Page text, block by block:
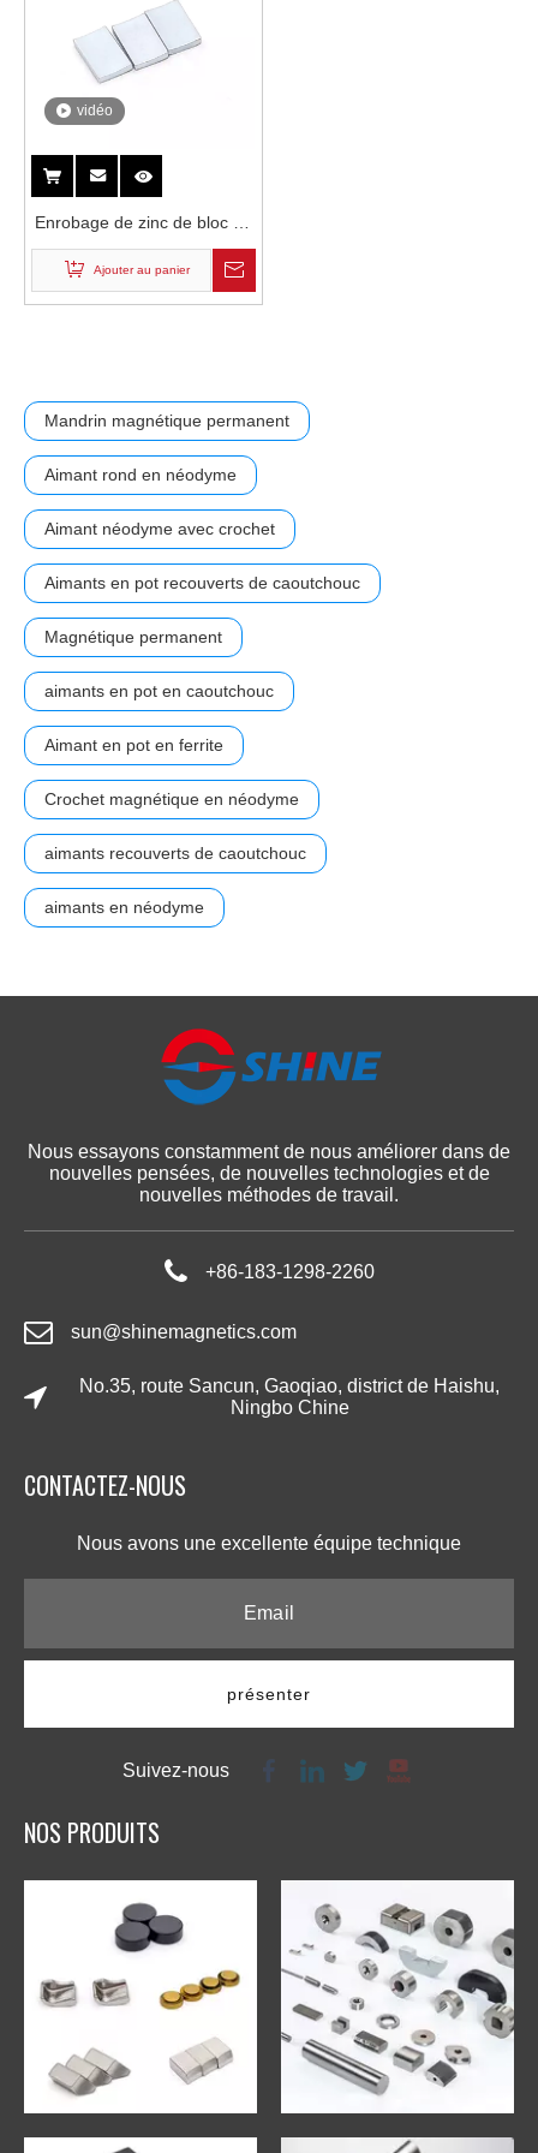
vidéo
Enrobage de zinc de bloc de
blocs puissant personnalisé
N52SH NDFEB MANGET
permanent dans le moteur
Ajouter au panier
Mandrin magnétique permanent
Aimant rond en néodyme
Aimant néodyme avec crochet
Aimants en pot recouverts de caoutchouc
Magnétique permanent
aimants en pot en caoutchouc
Aimant en pot en ferrite
Crochet magnétique en néodyme
aimants recouverts de caoutchouc
aimants en néodyme
Nous essayons constamment de nous améliorer dans de
nouvelles pensées, de nouvelles technologies et de
nouvelles méthodes de travail.
+86-183-1298-2260
sun@shinemagnetics.com
No.35, route Sancun, Gaoqiao, district de Haishu,
Ningbo Chine
CONTACTEZ-NOUS​​​​​​​
Nous avons une excellente équipe technique​​​​​​​
présenter
Suivez-nous
NOS PRODUITS